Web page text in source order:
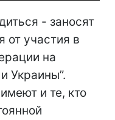
- заносят
от участия в
на
Украины”.
и те, кто